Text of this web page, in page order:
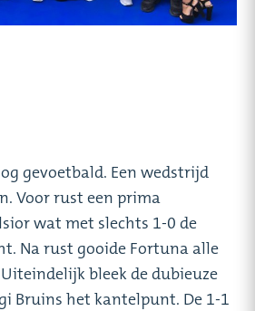
gevoetbald. Een wedstrijd
Voor rust een prima
wat met slechts 1-0 de
Na rust gooide Fortuna alle
bleek de dubieuze
Bruins het kantelpunt. De 1-1